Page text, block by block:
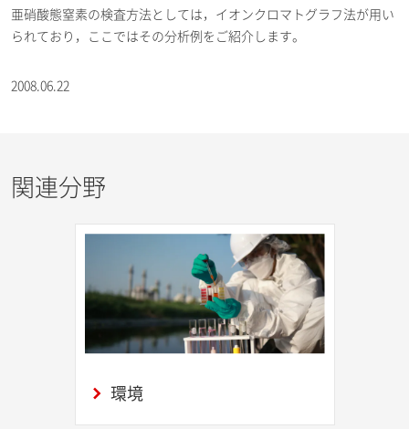
亜硝酸態窒素の検査方法としては，イオンクロマトグラフ法が用い
られており，ここではその分析例をご紹介します。
2008.06.22
関連分野
環境